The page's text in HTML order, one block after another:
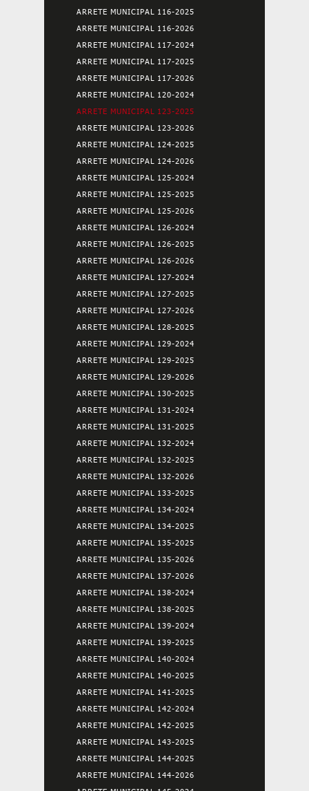
ARRETE MUNICIPAL 116-2025
ARRETE MUNICIPAL 116-2026
ARRETE MUNICIPAL 117-2024
ARRETE MUNICIPAL 117-2025
ARRETE MUNICIPAL 117-2026
ARRETE MUNICIPAL 120-2024
ARRETE MUNICIPAL 123-2025
ARRETE MUNICIPAL 123-2026
ARRETE MUNICIPAL 124-2025
ARRETE MUNICIPAL 124-2026
ARRETE MUNICIPAL 125-2024
ARRETE MUNICIPAL 125-2025
ARRETE MUNICIPAL 125-2026
ARRETE MUNICIPAL 126-2024
ARRETE MUNICIPAL 126-2025
ARRETE MUNICIPAL 126-2026
ARRETE MUNICIPAL 127-2024
ARRETE MUNICIPAL 127-2025
ARRETE MUNICIPAL 127-2026
ARRETE MUNICIPAL 128-2025
ARRETE MUNICIPAL 129-2024
ARRETE MUNICIPAL 129-2025
ARRETE MUNICIPAL 129-2026
ARRETE MUNICIPAL 130-2025
ARRETE MUNICIPAL 131-2024
ARRETE MUNICIPAL 131-2025
ARRETE MUNICIPAL 132-2024
ARRETE MUNICIPAL 132-2025
ARRETE MUNICIPAL 132-2026
ARRETE MUNICIPAL 133-2025
ARRETE MUNICIPAL 134-2024
ARRETE MUNICIPAL 134-2025
ARRETE MUNICIPAL 135-2025
ARRETE MUNICIPAL 135-2026
ARRETE MUNICIPAL 137-2026
ARRETE MUNICIPAL 138-2024
ARRETE MUNICIPAL 138-2025
ARRETE MUNICIPAL 139-2024
ARRETE MUNICIPAL 139-2025
ARRETE MUNICIPAL 140-2024
ARRETE MUNICIPAL 140-2025
ARRETE MUNICIPAL 141-2025
ARRETE MUNICIPAL 142-2024
ARRETE MUNICIPAL 142-2025
ARRETE MUNICIPAL 143-2025
ARRETE MUNICIPAL 144-2025
ARRETE MUNICIPAL 144-2026